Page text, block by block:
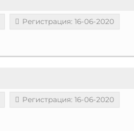
Регистрация: 16-06-2020
Регистрация: 16-06-2020